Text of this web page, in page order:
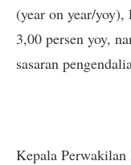
(year on year/
3,00 persen yoy,
sasaran
Kepala